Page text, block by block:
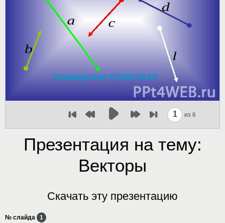
1 из 6
Презентация на тему:
Векторы
Скачать эту презентацию
№ слайда 1